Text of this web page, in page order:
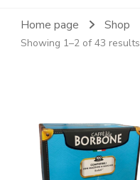
Home page Shop
Showing 1–2 of 43 results